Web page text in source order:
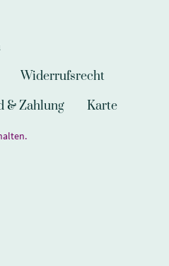
Widerrufsrecht
& Zahlung Karte